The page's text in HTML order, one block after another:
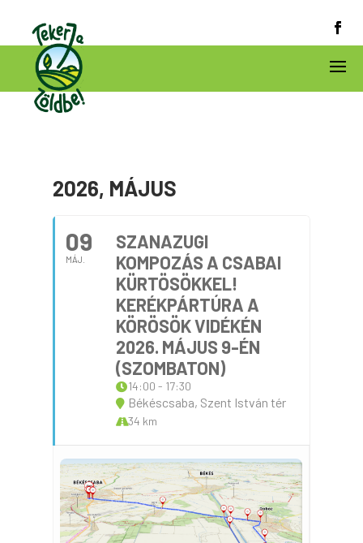
2026, MÁJUS
09
MÁJ.
SZANAZUGI
KOMPOZÁS A CSABAI
KÜRTÖSÖKKEL!
KERÉKPÁRTÚRA A
KÖRÖSÖK VIDÉKÉN
2026. MÁJUS 9-ÉN
(SZOMBATON)
14:00 - 17:30
Békéscsaba, Szent István tér
34 km